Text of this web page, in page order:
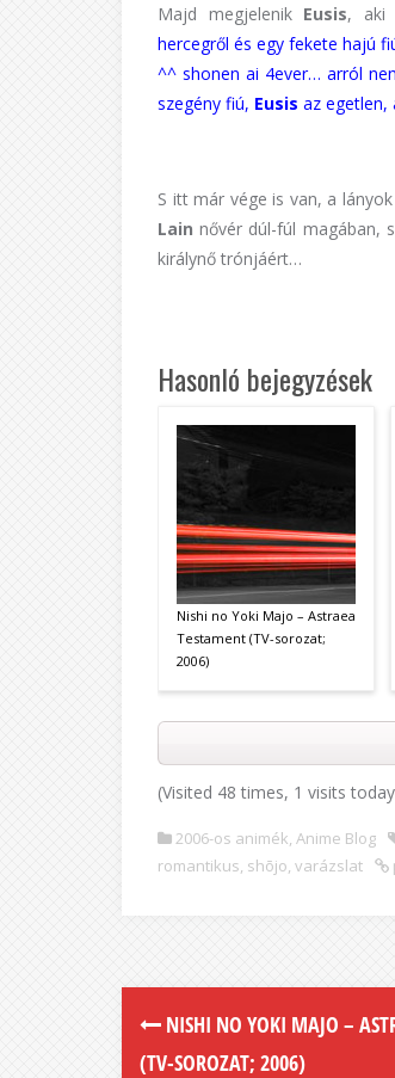
Majd megjelenik Eusis, aki
hercegről és egy fekete hajú
^^ shonen ai 4ever… arról
szegény fiú, Eusis az egetlen,
S itt már vége is van, a
Lainnővér dúl-fúl magában,
királynő trónjáért…
Hasonló bejegyzések
Nishi no Yoki Majo – Astraea
Testament (TV-sorozat;
2006)
(Visited 48 times, 1 visits
2006-os animék, Anime Blog
romantikus, shōjo, varázslat
NISHI NO YOKI MAJO –
(TV-SOROZAT; 2006)